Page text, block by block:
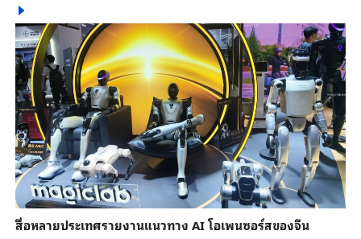
สื่อหลายประเทศรายงานแนวทาง AI โอเพนซอร์สของจีน